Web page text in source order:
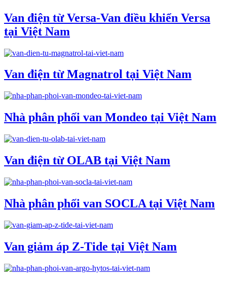
Van điện từ Versa-Van điều khiển Versa
tại Việt Nam
Van điện từ Magnatrol tại Việt Nam
Nhà phân phối van Mondeo tại Việt Nam
Van điện từ OLAB tại Việt Nam
Nhà phân phối van SOCLA tại Việt Nam
Van giảm áp Z-Tide tại Việt Nam